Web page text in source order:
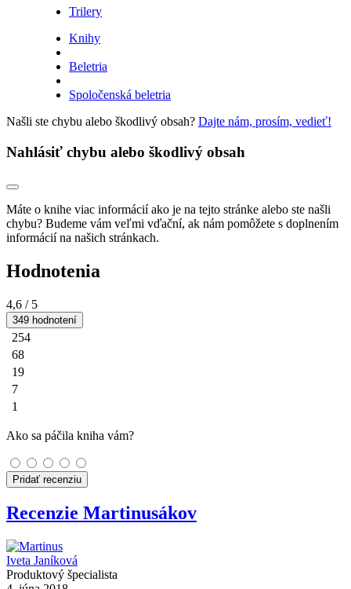
Trilery
Knihy
Beletria
Spoločenská beletria
Našli ste chybu alebo škodlivý obsah? Dajte nám, prosím, vedieť!
Nahlásiť chybu alebo škodlivý obsah
Máte o knihe viac informácií ako je na tejto stránke alebo ste našli
chybu? Budeme vám veľmi vďační, ak nám pomôžete s doplnením
informácií na našich stránkach.
Hodnotenia
4,6 / 5
349 hodnotení
254
68
19
7
1
Ako sa páčila kniha vám?
Pridať recenziu
Recenzie Martinusákov
Iveta Janíková
Produktový špecialista